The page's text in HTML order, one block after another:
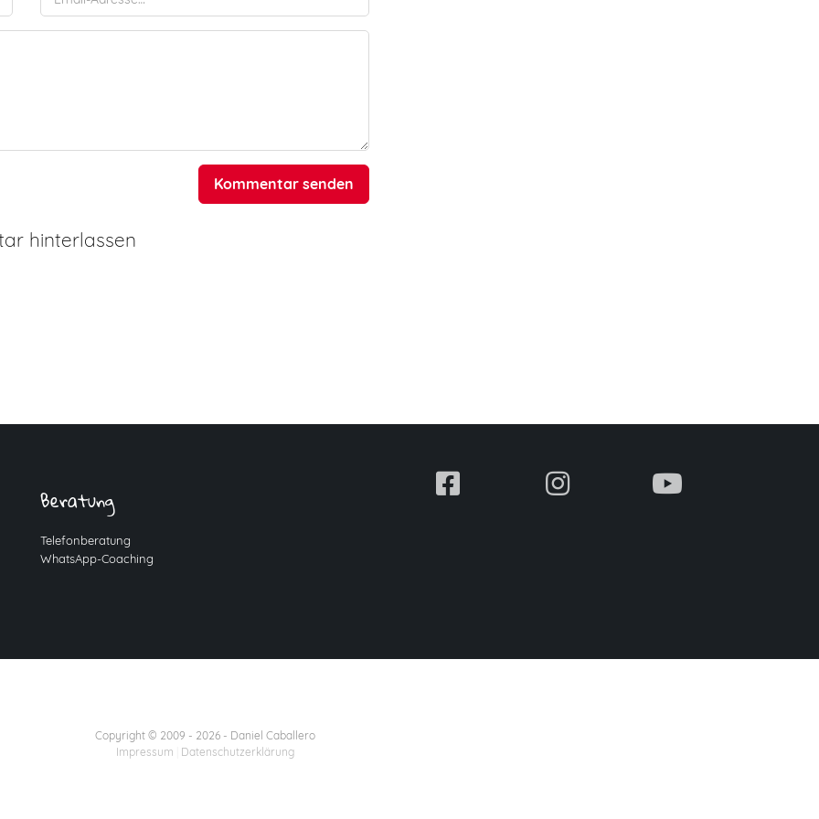
Kommentar senden
hinterlassen
Beratung
Telefonberatung
WhatsApp-Coaching
Copyright © 2009 - 2026- Daniel Caballero
Impressum
Datenschutzerklärung